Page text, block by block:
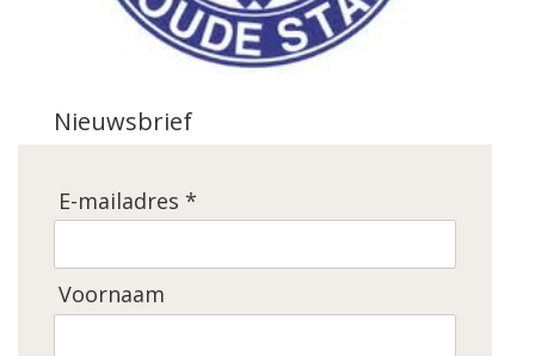
Nieuwsbrief
E-mailadres *
Voornaam